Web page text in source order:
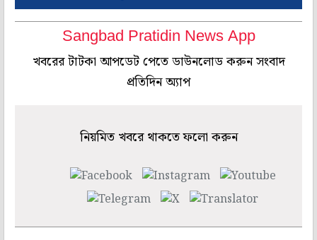
Sangbad Pratidin News App
খবরের টাটকা আপডেট পেতে ডাউনলোড করুন সংবাদ
প্রতিদিন অ্যাপ
নিয়মিত খবরে থাকতে ফলো করুন